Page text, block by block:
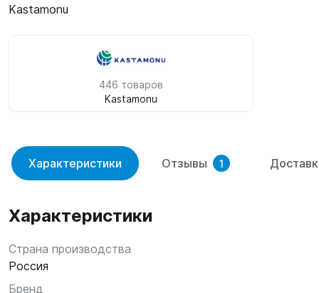
Kastamonu
446 товаров
Kastamonu
Характеристики Отзывы 1
Характеристики
Страна производства
Россия
Бренд